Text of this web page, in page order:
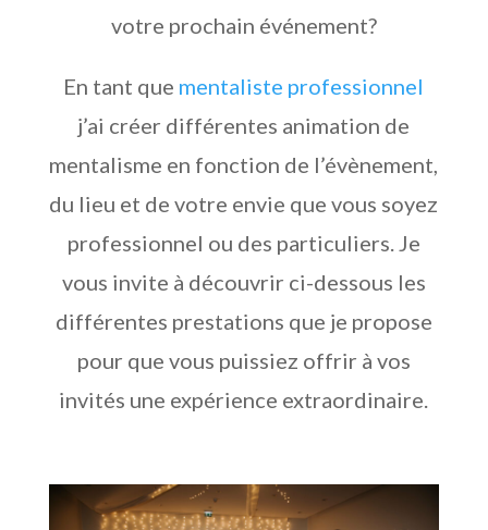
votre prochain événement?
En tant que mentaliste professionnel
j’ai créer différentes animation de
mentalisme en fonction de l’évènement,
du lieu et de votre envie que vous soyez
professionnel ou des particuliers. Je
vous invite à découvrir ci-dessous les
différentes prestations que je propose
pour que vous puissiez offrir à vos
invités une expérience extraordinaire.